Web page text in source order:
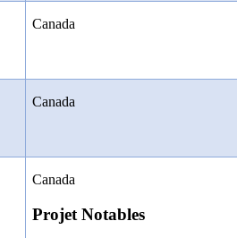
Canada
Canada
Canada
Projet Notables